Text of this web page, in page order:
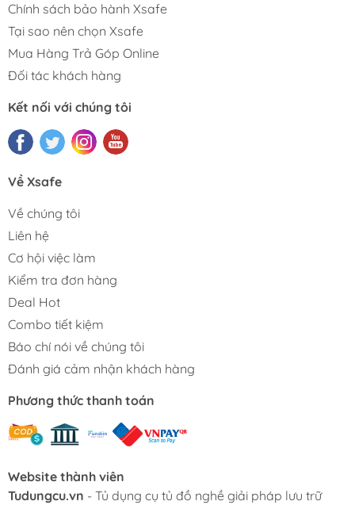
Chính sách bảo hành Xsafe
Tại sao nên chọn Xsafe
Mua Hàng Trả Góp Online
Đối tác khách hàng
Kết nối với chúng tôi
Về Xsafe
Về chúng tôi
Liên hệ
Cơ hội việc làm
Kiểm tra đơn hàng
Deal Hot
Combo tiết kiệm
Báo chí nói về chúng tôi
Đánh giá cảm nhận khách hàng
Phương thức thanh toán
Website thành viên
Tudungcu.vn - Tủ dụng cụ tủ đồ nghề giải pháp lưu trữ